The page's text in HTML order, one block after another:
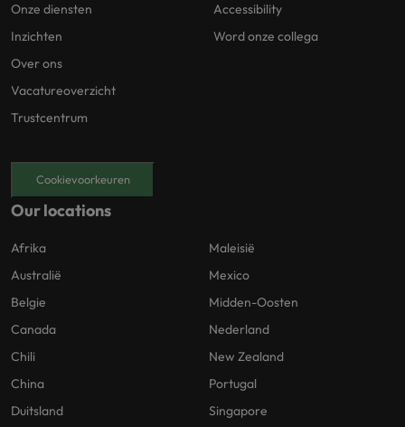
Onze diensten
Inzichten
Over ons
Vacatureoverzicht
Trustcentrum
Accessibility
Word onze collega
Cookievoorkeuren
Our locations
Afrika
Australië
Belgie
Canada
Chili
China
Duitsland
Maleisië
Mexico
Midden-Oosten
Nederland
New Zealand
Portugal
Singapore